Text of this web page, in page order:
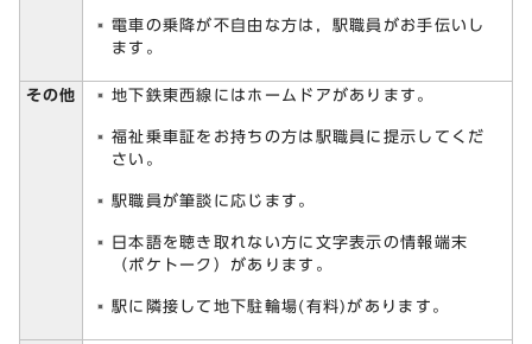
電車の乗降が不自由な方は，駅職員がお手伝いし
ます。
その他 地下鉄東西線にはホームドアがあります。
福祉乗車証をお持ちの方は駅職員に提示してくだ
さい。
駅職員が筆談に応じます。
日本語を聴き取れない方に文字表示の情報端末
（ポケトーク）があります。
駅に隣接して地下駐輪場(有料)があります。